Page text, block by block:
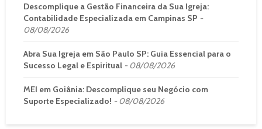
Descomplique a Gestão Financeira da Sua Igreja:
Contabilidade Especializada em Campinas SP
08/08/2026
Abra Sua Igreja em São Paulo SP: Guia Essencial para o
Sucesso Legal e Espiritual
08/08/2026
MEI em Goiânia: Descomplique seu Negócio com
Suporte Especializado!
08/08/2026